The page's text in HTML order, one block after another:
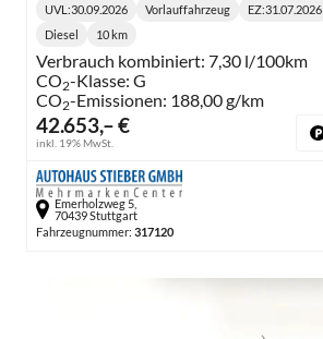
42.653,– €
inkl. 19% MwSt.
Lieferzeit:
UVL :30.09.2026 Vorlauffahrzeug EZ:31.07.2026
Kraftstoff:
Diesel
Kilometerstand:
10 km
Verbrauch kombiniert: 7,30 l/100km
CO2-Klasse: G
CO2-Emissionen: 188,00 g/km
Emerholzweg 5,
70439 Stuttgart
Fahrzeugnummer: 317120